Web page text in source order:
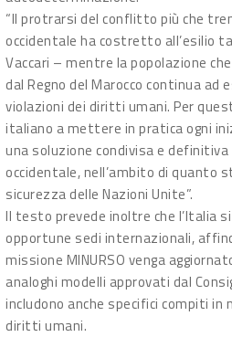
“Il protrarsi del conflitto più che
occidentale ha costretto all’esilio
Vaccari – mentre la popolazione
dal Regno del Marocco continua ad
violazioni dei diritti umani. Per
italiano a mettere in pratica ogni
una soluzione condivisa e
occidentale, nell’ambito di quanto
sicurezza delle Nazioni Unite”.
Il testo prevede inoltre che l’Italia
opportune sedi internazionali,
missione MINURSO venga
analoghi modelli approvati dal
includono anche specifici compiti
diritti umani.